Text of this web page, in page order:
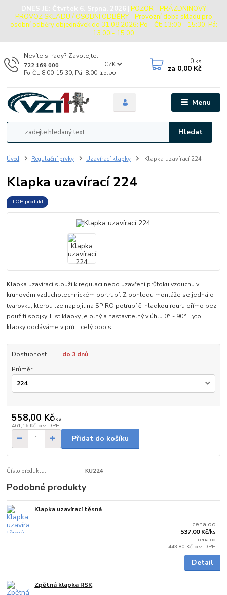
DNES JE: Čtvrtek 6. Srpna, 2026 | POZOR - PRÁZDNINOVÝ
PROVOZ SKLADU / OSOBNÍ ODBĚRY - Provozní doba skladu pro
osobní odběry objednávek do 31.08.2026: Po - Čt: 13:00 - 15:30, Pá:
13:00 - 15:00
Menu
CZK
Hledat
Nevíte si rady? Zavolejte.
722 169 000
Po-Čt: 8:00-15:30, Pá: 8:00-15:00
0 ks
za 0,00 Kč
Úvod Regulační prvky Uzavírací klapky Klapka uzavírací 224
Klapka uzavírací 224
TOP produkt
Klapka uzavírací slouží k regulaci nebo uzavření průtoku vzduchu v
kruhovém vzduchotechnickém portrubí. Z pohledu montáže se jedná o
tvarovku, kterou lze napojit na SPIRO potrubí či hladkou rouru přímo bez
použití spojky. List klapky je plný a nastavitelný v úhlu 0° - 90°. Tyto
klapky dodáváme v prů... celý popis
Dostupnost
do 3 dnů
Průměr
558,00 Kč/ks
461,16 Kč bez DPH
Přidat do košíku
Číslo produktu: KU224
Podobné produkty
Klapka uzavírací těsná
cena od
537,00 Kč/ks
cena od
443,80 Kč bez DPH
Detail
Zpětná klapka RSK